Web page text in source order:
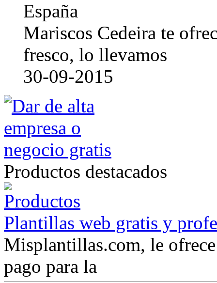
España
Mariscos Cedeira te
fresco, lo llevamos
30-09-2015
Productos destacados
Plantillas web gratis y
Misplantillas.com, le
pago para la